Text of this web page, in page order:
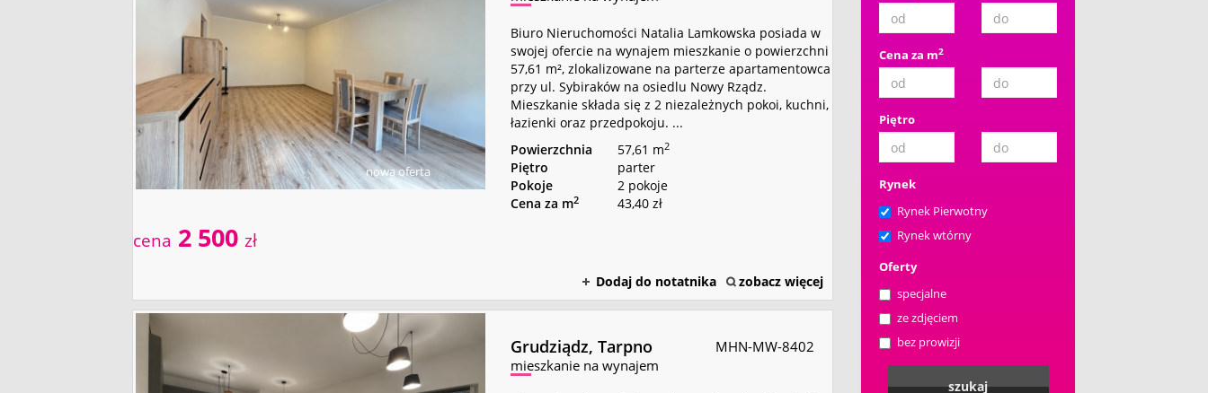
nowa oferta
Biuro Nieruchomości Natalia Lamkowska posiada w
swojej ofercie na wynajem mieszkanie o powierzchni
57,61 m², zlokalizowane na parterze apartamentowca
przy ul. Sybiraków na osiedlu Nowy Rządz.
Mieszkanie składa się z 2 niezależnych pokoi, kuchni,
łazienki oraz przedpokoju. ...
Powierzchnia
57,61 m2
Piętro
parter
Pokoje
2 pokoje
Cena za m2 43,40 zł
cena 2 500 zł
Dodaj do notatnika zobacz więcej
Grudziądz, Tarpno
mieszkanie na wynajem
MHN-MW-8402
Cena za m2
Piętro
Rynek
Rynek Pierwotny
Rynek wtórny
Oferty
specjalne
ze zdjęciem
bez prowizji